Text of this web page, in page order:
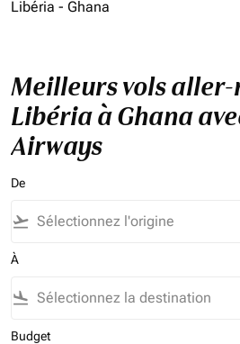
Libéria - Ghana
Meilleurs vols
Libéria à Ghana
Airways
De
flight_takeoff
À
flight_land
Budget